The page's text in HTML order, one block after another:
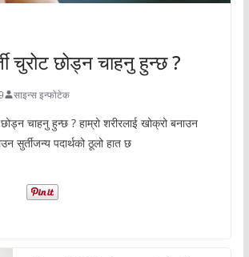
चुरोट छोड्न चाहनु हुन्छ ?
साइन्स इन्फोटेक
चाहनु हुन्छ ? हाम्रो शरीरलाई खोक्रो बनाउन
सुर्तीजन्य पदार्थको ठूलो हात छ